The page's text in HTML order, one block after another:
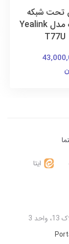
تحت شبکه
یالینک مدل Yealink
T77U
ایتا
3